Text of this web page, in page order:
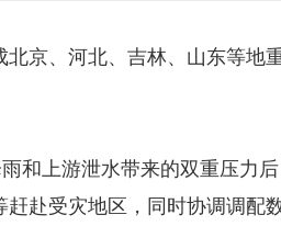
京、河北、吉林、山东等地
和上游泄水带来的双重压力
赴受灾地区，同时协调调配